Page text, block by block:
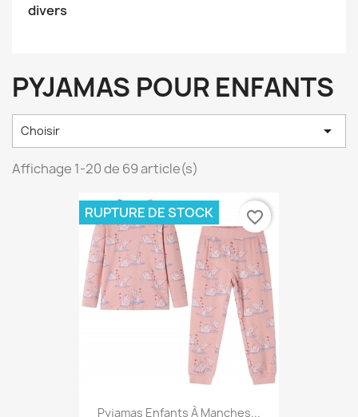
divers
PYJAMAS POUR ENFANTS
Choisir 
Affichage 1-20 de 69 article(s)
Pyjamas Enfants À Manches...
RUPTURE DE STOCK favorite_border